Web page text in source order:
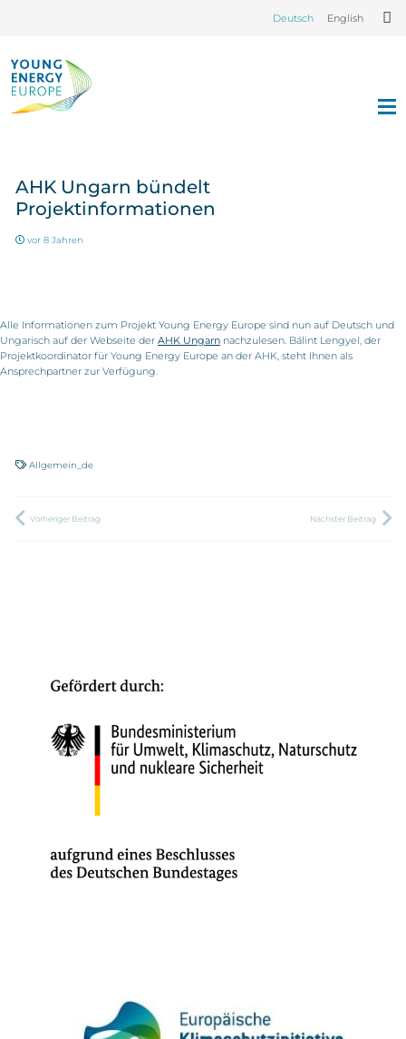
Deutsch English
AHK Ungarn bündelt
Projektinformationen
vor 8 Jahren
Alle Informationen zum Projekt Young Energy Europe sind nun auf Deutsch und
Ungarisch auf der Webseite der AHK Ungarn nachzulesen. Bálint Lengyel, der
Projektkoordinator für Young Energy Europe an der AHK, steht Ihnen als
Ansprechpartner zur Verfügung.
Allgemein_de
Vorheriger Beitrag Nächster Beitrag